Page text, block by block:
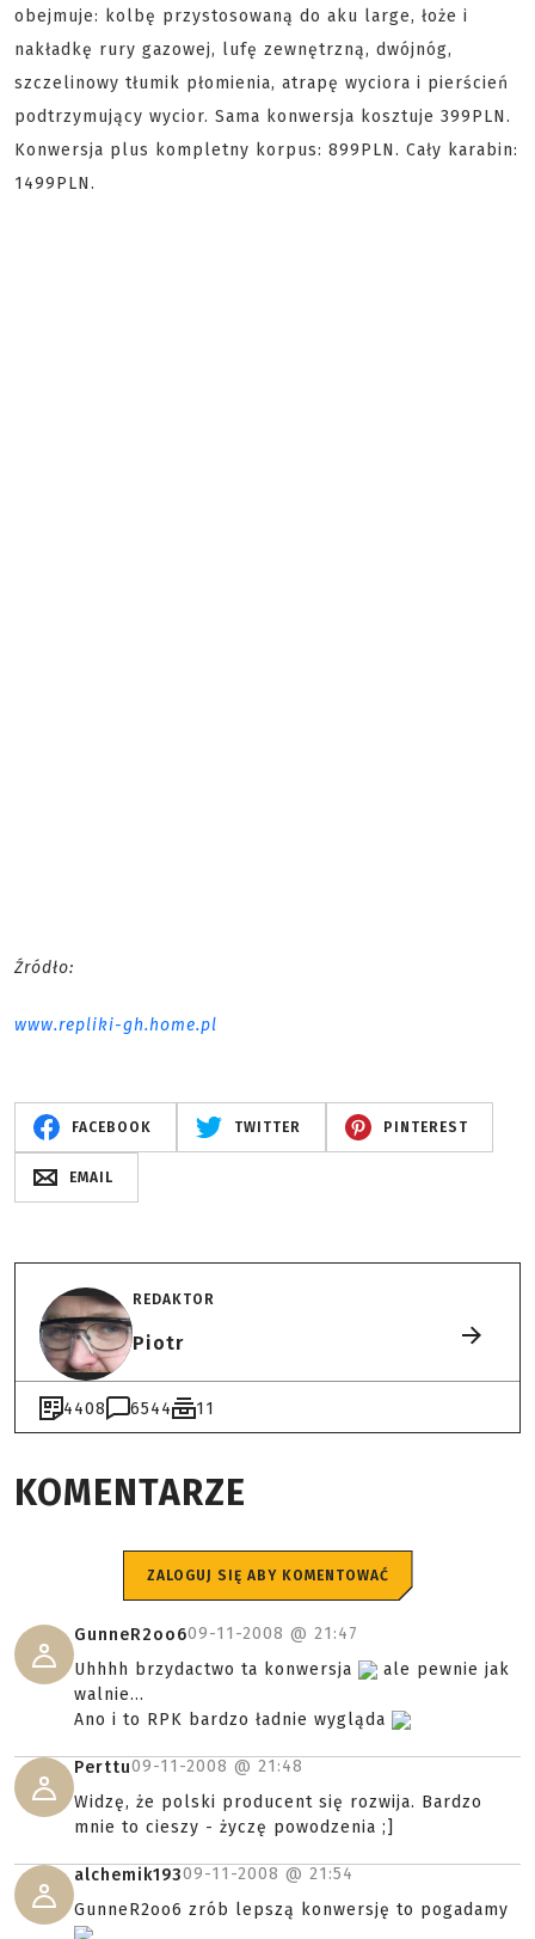
obejmuje: kolbę przystosowaną do aku large, łoże i
nakładkę rury gazowej, lufę zewnętrzną, dwójnóg,
szczelinowy tłumik płomienia, atrapę wyciora i pierścień
podtrzymujący wycior. Sama konwersja kosztuje 399PLN.
Konwersja plus kompletny korpus: 899PLN. Cały karabin:
1499PLN.
Źródło:
www.repliki-gh.home.pl
FACEBOOK TWITTER PINTEREST
EMAIL
REDAKTOR
Piotr
4408 6544 11
KOMENTARZE
ZALOGUJ SIĘ ABY KOMENTOWAĆ
GunneR2oo609-11-2008 @ 21:47
Uhhhh brzydactwo ta konwersja
ale pewnie jak
walnie...
Ano i to RPK bardzo ładnie wygląda
Perttu09-11-2008 @ 21:48
Widzę, że polski producent się rozwija. Bardzo
mnie to cieszy - życzę powodzenia ;]
alchemik19309-11-2008 @ 21:54
GunneR2oo6 zrób lepszą konwersję to pogadamy